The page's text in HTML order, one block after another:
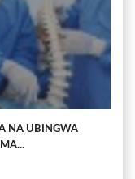
NA UBINGWA